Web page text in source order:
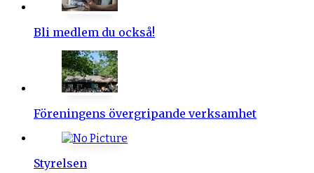
Bli medlem du också!
Föreningens övergripande verksamhet
Styrelsen